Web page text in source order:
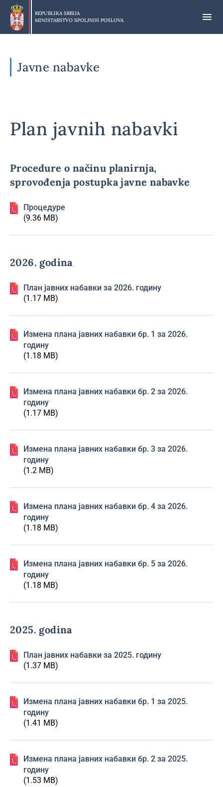
Preskoči
glavni
deo
REPUBLIKA SRBIJA
MINISTARSTVO SPOLJNIH POSLOVA
Javne nabavke
Plan javnih nabavki
Procedure o načinu planirnja,
sprovođenja postupka javne nabavke
Процедуре
(9.36 MB)
2026. godina
План јавних набавки за 2026. годину
(1.17 MB)
Изменa плана јавних набавки бр. 1 за 2026.
годину
(1.18 MB)
Изменa плана јавних набавки бр. 2 за 2026.
годину
(1.17 MB)
Изменa плана јавних набавки бр. 3 за 2026.
годину
(1.2 MB)
Изменa плана јавних набавки бр. 4 за 2026.
годину
(1.18 MB)
Изменa плана јавних набавки бр. 5 за 2026.
годину
(1.18 MB)
2025. godina
План јавних набавки за 2025. годину
(1.37 MB)
Изменa плана јавних набавки бр. 1 за 2025.
годину
(1.41 MB)
Изменa плана јавних набавки бр. 2 за 2025.
годину
(1.53 MB)